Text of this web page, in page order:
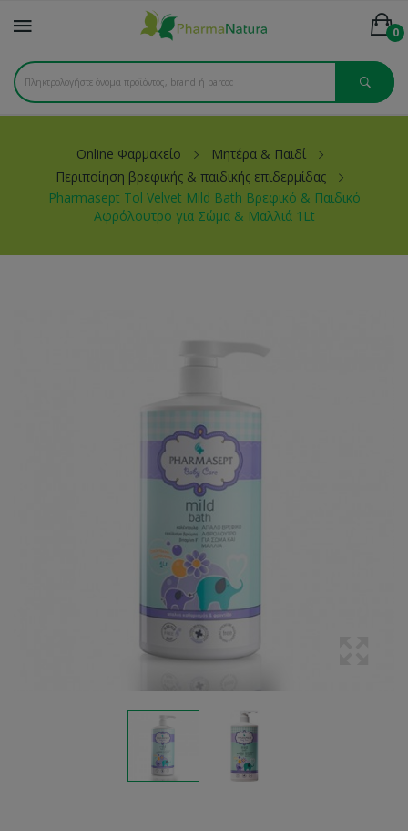
0
Online Φαρμακείο
Μητέρα & Παιδί
Περιποίηση βρεφικής & παιδικής επιδερμίδας
Pharmasept Tol Velvet Mild Bath Βρεφικό & Παιδικό
Αφρόλουτρο για Σώμα & Μαλλιά 1Lt